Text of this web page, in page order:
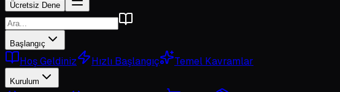
Ücretsiz Dene
Başlangıç
Hoş Geldiniz Hızlı Başlangıç Temel Kavramlar
Kurulum